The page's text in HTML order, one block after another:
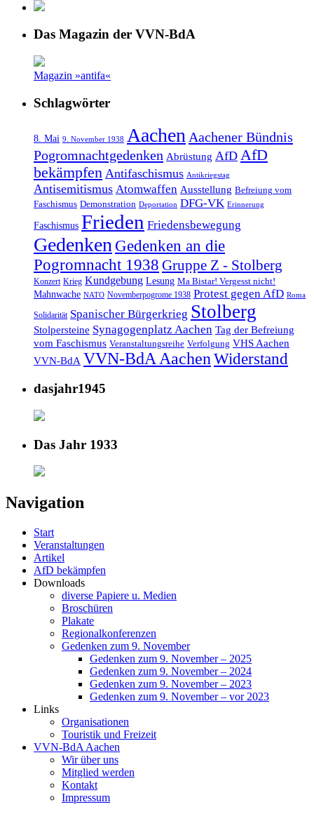
Das Magazin der VVN-BdA
Magazin »antifa«
Schlagwörter
8. Mai 9. November 1938 Aachen Aachener Bündnis
Pogromnachtgedenken Abrüstung AfD AfD
bekämpfen Antifaschismus Antikriegstag
Antisemitismus Atomwaffen Ausstellung Befreiung vom
Faschismus Demonstration Deportation DFG-VK Erinnerung
Faschismus Frieden Friedensbewegung
Gedenken Gedenken an die
Pogromnacht 1938 Gruppe Z - Stolberg
Konzert Krieg Kundgebung Lesung Ma Bistar! Vergesst nicht!
Mahnwache NATO Novemberpogrome 1938 Protest gegen AfD Roma
Solidarität Spanischer Bürgerkrieg Stolberg
Stolpersteine Synagogenplatz Aachen Tag der Befreiung
vom Faschismus Veranstaltungsreihe Verfolgung VHS Aachen
VVN-BdA VVN-BdA AachenWiderstand
dasjahr1945
Das Jahr 1933
Navigation
Start
Veranstaltungen
Artikel
AfD bekämpfen
Downloads
diverse Papiere u. Medien
Broschüren
Plakate
Regionalkonferenzen
Gedenken zum 9. November
Gedenken zum 9. November – 2025
Gedenken zum 9. November – 2024
Gedenken zum 9. November – 2023
Gedenken zum 9. November – vor 2023
Links
Organisationen
Touristik und Freizeit
VVN-BdA Aachen
Wir über uns
Mitglied werden
Kontakt
Impressum